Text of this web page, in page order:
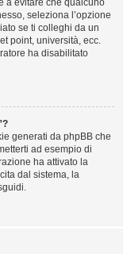
a evitare che qualcuno
seleziona l’opzione
se ti colleghi da un
point, università, ecc.
ha disabilitato
generati da phpBB che
ad esempio di
ha attivato la
dal sistema, la